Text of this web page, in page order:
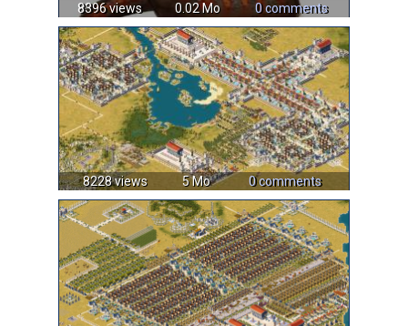
8396 views 0.02 Mo 0 comments
8228 views 5 Mo 0 comments